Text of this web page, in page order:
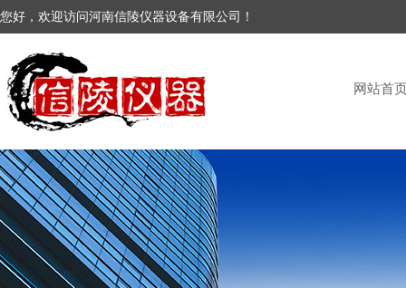
您好，欢迎访问河南信陵仪器设备有限公司！
网站首